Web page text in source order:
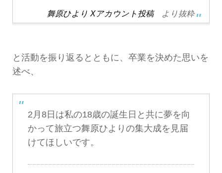
舞原ひより Xアカウント投稿より抜粋
と活動を振り返るとともに、卒業を決めた思いを
述べ、
2月8日は私の18歳の誕生日と共に夢を向
かって旅立つ舞原ひよりの集大成を見届
けてほしいです。